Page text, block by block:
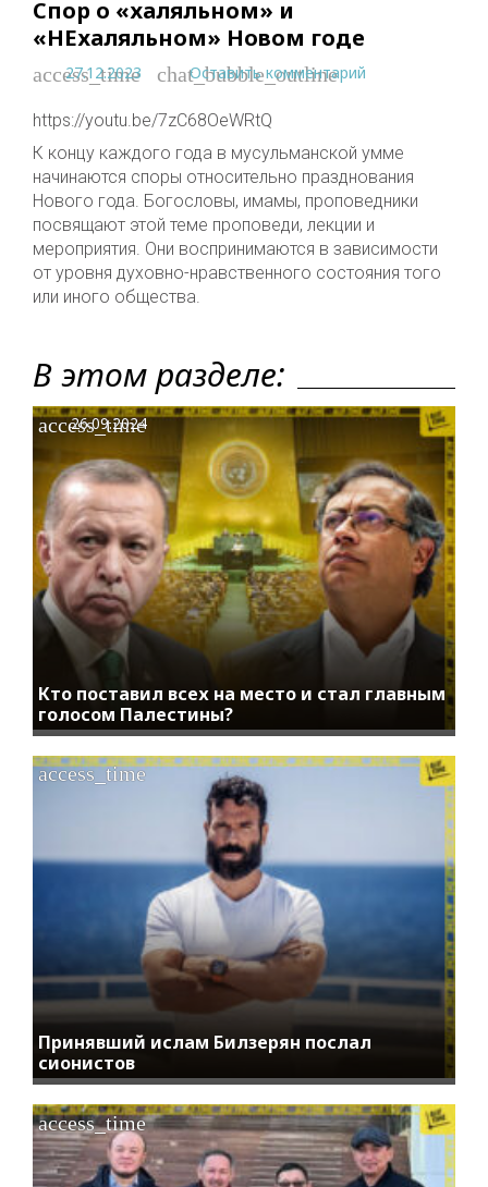
Спор о «халяльном» и
«НЕхаляльном» Новом годе
access_time
27.12.2023 chat_bubble_outline
Оставить комментарий
https://youtu.be/7zC68OeWRtQ
К концу каждого года в мусульманской умме
начинаются споры относительно празднования
Нового года. Богословы, имамы, проповедники
посвящают этой теме проповеди, лекции и
мероприятия. Они воспринимаются в зависимости
от уровня духовно-нравственного состояния того
или иного общества.
В этом разделе:
Кто поставил всех на место и стал главным
голосом Палестины?
access_time
26.09.2024
Принявший ислам Билзерян послал
сионистов
access_time
access_time